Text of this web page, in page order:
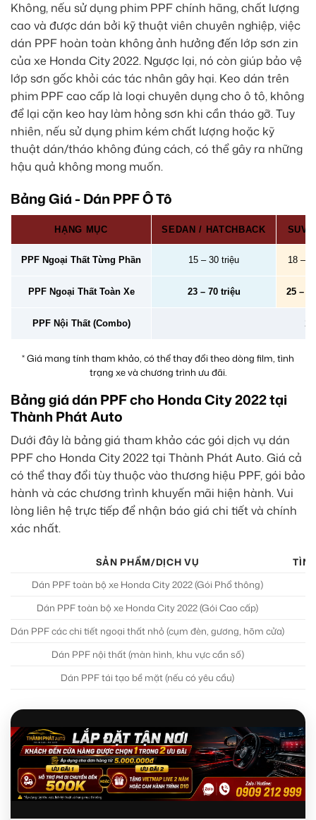
Không, nếu sử dụng phim PPF chính hãng, chất lượng
cao và được dán bởi kỹ thuật viên chuyên nghiệp, việc
dán PPF hoàn toàn không ảnh hưởng đến lớp sơn zin
của xe Honda City 2022. Ngược lại, nó còn giúp bảo vệ
lớp sơn gốc khỏi các tác nhân gây hại. Keo dán trên
phim PPF cao cấp là loại chuyên dụng cho ô tô, không
để lại cặn keo hay làm hỏng sơn khi cần tháo gỡ. Tuy
nhiên, nếu sử dụng phim kém chất lượng hoặc kỹ
thuật dán/tháo không đúng cách, có thể gây ra những
hậu quả không mong muốn.
Bảng Giá - Dán PPF Ô Tô
HẠNG MỤC SEDAN / HATCHBACK SUV
PPF Ngoại Thất Từng Phần 15 – 30 triệu 18 –
PPF Ngoại Thất Toàn Xe 23 – 70 triệu 25 –
PPF Nội Thất (Combo)
* Giá mang tính tham khảo, có thể thay đổi theo dòng film, tình
trạng xe và chương trình ưu đãi.
Bảng giá dán PPF cho Honda City 2022 tại
Thành Phát Auto
Dưới đây là bảng giá tham khảo các gói dịch vụ dán
PPF cho Honda City 2022 tại Thành Phát Auto. Giá cả
có thể thay đổi tùy thuộc vào thương hiệu PPF, gói bảo
hành và các chương trình khuyến mãi hiện hành. Vui
lòng liên hệ trực tiếp để nhận báo giá chi tiết và chính
xác nhất.
SẢN PHẨM/DỊCH VỤ
Dán PPF toàn bộ xe Honda City 2022 (Gói Phổ thông)
Dán PPF toàn bộ xe Honda City 2022 (Gói Cao cấp)
Dán PPF các chi tiết ngoại thất nhỏ (cụm đèn, gương, hõm cửa)
Dán PPF nội thất (màn hình, khu vực cần số)
Dán PPF tái tạo bề mặt (nếu có yêu cầu)